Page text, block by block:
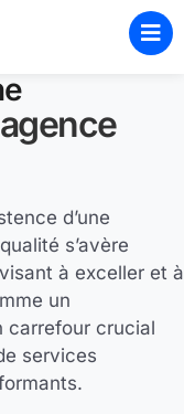
d’une
s’avère
à exceller et à
un
carrefour crucial
services